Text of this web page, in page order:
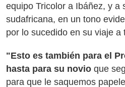
equipo Tricolor a Ibáñez, y a
sudafricana, en un tono
por lo sucedido en su viaje a
"Esto es también para el
hasta para su novio que
para que le saquemos